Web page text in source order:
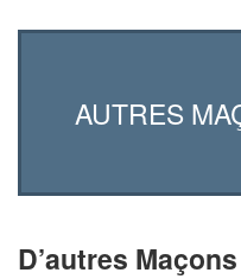
AUTRES
D’autres